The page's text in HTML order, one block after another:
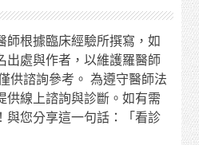
師根據臨床經驗所撰寫，如
出處與作者，以維護羅醫師
供諮詢參考。 為遵守醫師法
供線上諮詢與診斷。如有需
與您分享這一句話：「看診